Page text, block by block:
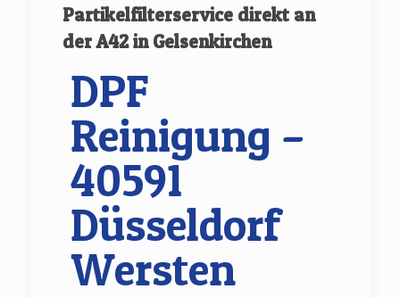
Partikelfilterservice direkt an
der A42 in Gelsenkirchen
DPF
Reinigung –
40591
Düsseldorf
Wersten